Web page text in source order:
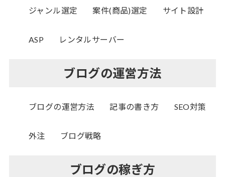
ジャンル選定 案件(商品)選定 サイト設計
ASP レンタルサーバー
ブログの運営方法
ブログの運営方法 記事の書き方 SEO対策
外注 ブログ戦略
ブログの稼ぎ方